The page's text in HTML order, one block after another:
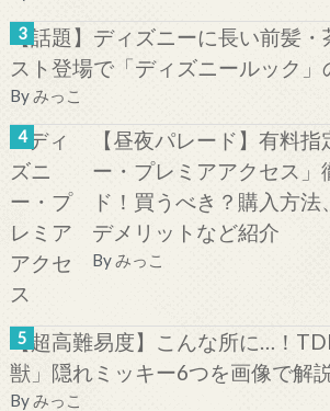
【話題】ディズニーに長い前髪
スト登場で「ディズニールック」
Byみっこ
【昼夜パレード】有料
ー・プレミアアクセス」
ド！買うべき？購入方法
デメリットなど紹介
Byみっこ
【超高難易度】こんな所に…！
獣」隠れミッキー6つを画像で解
Byみっこ